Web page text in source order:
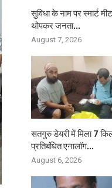
सुविधा के नाम पर स्मार्ट
थोपकर जनता...
August 7, 2026
सतगुरु डेयरी में मिला 7
प्रतिबंधित एनालॉग...
August 6, 2026